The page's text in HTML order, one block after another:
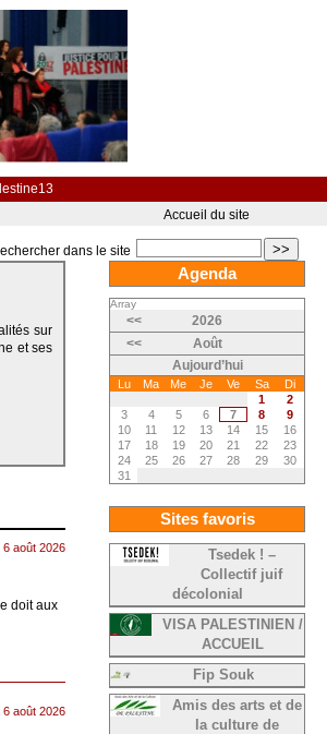
>>
dans le site
Accueil du site
sur
et ses
6 août 2026
doit aux
6 août 2026
Agenda
Array
<<
2026
<<
Août
Aujourd’hui
Lu Ma Me Je Ve Sa
Di
1
2
3
4 5 6 7 8
9
10
11 12 13 14 15
16
17
18 19 20 21 22
23
24
25 26 27 28 29
30
31
Sites favoris
Tsedek ! –
Collectif juif
décolonial
VISA PALESTINIEN /
ACCUEIL
Fip Souk
Amis des arts et de
la culture de